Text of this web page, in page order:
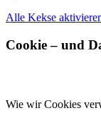
Alle Kekse
Cookie – und
Wie wir Cookies